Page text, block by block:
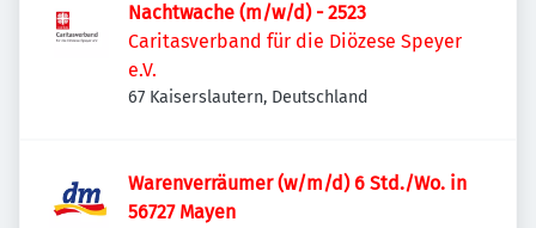
Nachtwache (m/w/d) - 2523
Caritasverband für die Diözese Speyer
e.V.
67 Kaiserslautern, Deutschland
Warenverräumer (w/m/d) 6 Std./Wo. in
56727 Mayen